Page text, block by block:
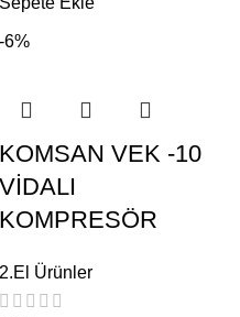
-6%
KOMSAN VEK -10
VİDALI
KOMPRESÖR
2.El Ürünler